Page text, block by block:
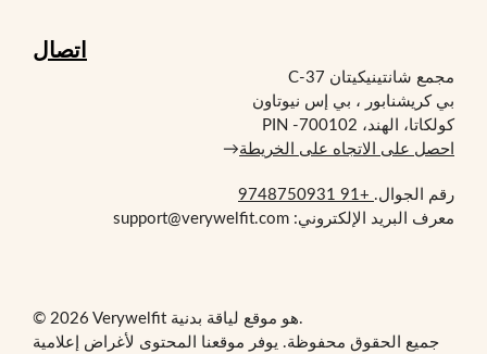
اتصال
مجمع شانتينيكيتان C-37
بي كريشنابور ، بي إس نيوتاون
كولكاتا، الهند، PIN -700102
احصل على الاتجاه على الخريطة→
رقم الجوال. +91 9748750931
معرف البريد الإلكتروني: support@verywelfit.com
© 2026 Verywelfit هو موقع لياقة بدنية.
جميع الحقوق محفوظة. يوفر موقعنا المحتوى لأغراض إعلامية